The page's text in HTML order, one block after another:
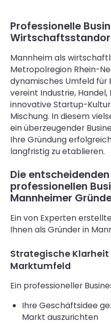
Professionelle
Mannheim als
Metropolregion Rhein-
dynamisches Umfeld für
vereint Industrie,
innovative Startup-
Mischung. In diesem
ein überzeugender
Ihre Gründung
langfristig zu etablieren.
Die
professionellen
Mannheimer
Ein von Experten
Ihnen als Gründer in
Strategische
Marktumfeld
Ein professioneller
Ihre Geschäftsidee
Markt auszurichten